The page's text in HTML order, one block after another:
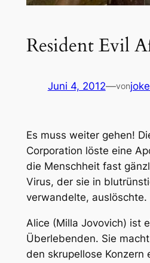
Resident Evil
Juni 4, 2012—von
Es muss weiter gehen!
Corporation löste eine
die Menschheit fast
Virus, der sie in
verwandelte, auslöschte.
Alice (Milla Jovovich) ist
Überlebenden. Sie
den skrupellose Konzern